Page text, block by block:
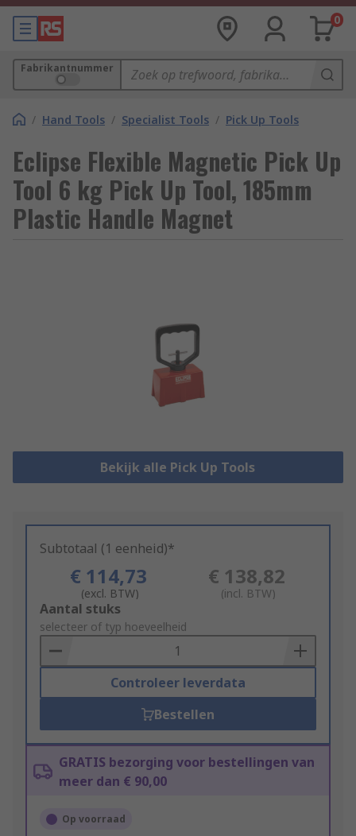
0
Fabrikantnummer
/ Hand Tools / Specialist Tools / Pick Up Tools
Eclipse Flexible Magnetic Pick Up
Tool 6 kg Pick Up Tool, 185mm
Plastic Handle Magnet
Bekijk alle Pick Up Tools
Subtotaal (1 eenheid)*
€ 114,73
(excl. BTW)
€ 138,82
(incl. BTW)
Add
to
Basket
Aantal stuks
selecteer of typ hoeveelheid
Controleer leverdata
Bestellen
GRATIS bezorging voor bestellingen van
meer dan € 90,00
Op voorraad